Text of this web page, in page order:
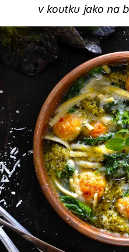
v koutku jako na